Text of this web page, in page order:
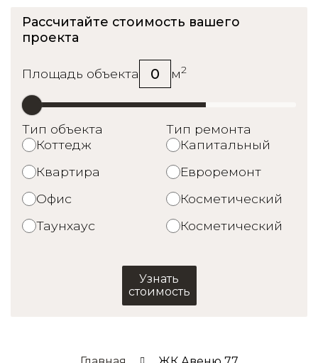
Рассчитайте стоимость вашего
проекта
Площадь объекта 0 м2
Тип объекта
Коттедж
Квартира
Офис
Таунхаус
Тип ремонта
Капитальный
Евроремонт
Косметический
Косметический
Узнать
стоимость